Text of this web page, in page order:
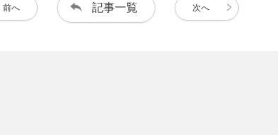
前へ 記事一覧 次へ